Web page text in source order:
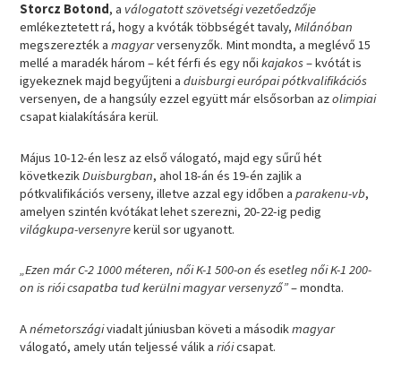
Storcz Botond, a válogatott szövetségi vezetőedzője
emlékeztetett rá, hogy a kvóták többségét tavaly,Milánóban
megszerezték amagyarversenyzők. Mint mondta, a meglévő 15
mellé a maradék három – két férfi és egy nőikajakos– kvótát is
igyekeznek majd begyűjteni aduisburgi európai pótkvalifikációs
versenyen, de a hangsúly ezzel együtt már elsősorban azolimpiai
csapat kialakítására kerül.
Május 10-12-én lesz az első válogató, majd egy sűrű hét
következikDuisburgban, ahol 18-án és 19-én zajlik a
pótkvalifikációs verseny, illetve azzal egy időben aparakenu-vb,
amelyen szintén kvótákat lehet szerezni, 20-22-ig pedig
világkupa-versenyrekerül sor ugyanott.
„Ezen már C-2 1000 méteren, női K-1 500-on és esetleg női K-1 200-
on is riói csapatba tud kerülni magyar versenyző”– mondta.
Anémetországiviadalt júniusban követi a másodikmagyar
válogató, amely után teljessé válik arióicsapat.